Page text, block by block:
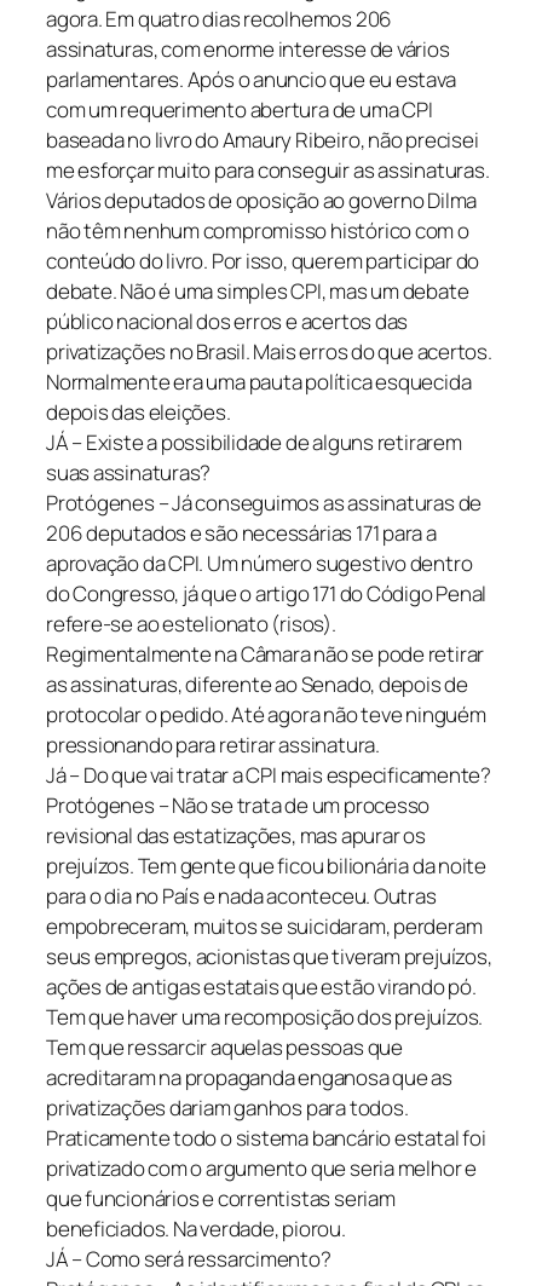
agora. Em quatro dias recolhemos 206
assinaturas, com enorme interesse de vários
parlamentares. Após o anuncio que eu estava
com um requerimento abertura de uma CPI
baseada no livro do Amaury Ribeiro, não precisei
me esforçar muito para conseguir as assinaturas.
Vários deputados de oposição ao governo Dilma
não têm nenhum compromisso histórico com o
conteúdo do livro. Por isso, querem participar do
debate. Não é uma simples CPI, mas um debate
público nacional dos erros e acertos das
privatizações no Brasil. Mais erros do que acertos.
Normalmente era uma pauta política esquecida
depois das eleições.
JÁ – Existe a possibilidade de alguns retirarem
suas assinaturas?
Protógenes – Já conseguimos as assinaturas de
206 deputados e são necessárias 171 para a
aprovação da CPI. Um número sugestivo dentro
do Congresso, já que o artigo 171 do Código Penal
refere-se ao estelionato (risos).
Regimentalmente na Câmara não se pode retirar
as assinaturas, diferente ao Senado, depois de
protocolar o pedido. Até agora não teve ninguém
pressionando para retirar assinatura.
Já – Do que vai tratar a CPI mais especificamente?
Protógenes – Não se trata de um processo
revisional das estatizações, mas apurar os
prejuízos. Tem gente que ficou bilionária da noite
para o dia no País e nada aconteceu. Outras
empobreceram, muitos se suicidaram, perderam
seus empregos, acionistas que tiveram prejuízos,
ações de antigas estatais que estão virando pó.
Tem que haver uma recomposição dos prejuízos.
Tem que ressarcir aquelas pessoas que
acreditaram na propaganda enganosa que as
privatizações dariam ganhos para todos.
Praticamente todo o sistema bancário estatal foi
privatizado com o argumento que seria melhor e
que funcionários e correntistas seriam
beneficiados. Na verdade, piorou.
JÁ – Como será ressarcimento?